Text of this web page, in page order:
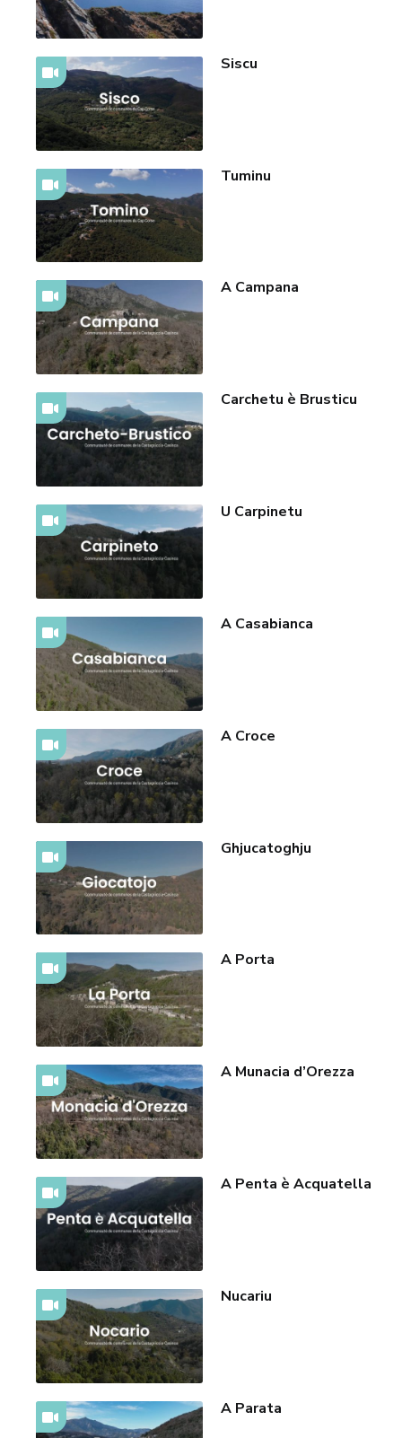
Siscu
Tuminu
A Campana
Carchetu è Brusticu
U Carpinetu
A Casabianca
A Croce
Ghjucatoghju
A Porta
A Munacia d’Orezza
A Penta è Acquatella
Nucariu
A Parata